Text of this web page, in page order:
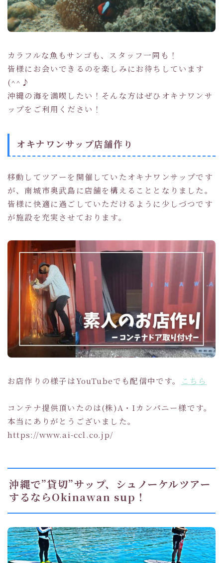
カラフルな魚もサンゴも、スタッフ一同も！
皆様にお会いできるのを楽しみにお待ちしています
(^^♪
沖縄の海を満喫したい！そんな方はぜひオキナワンサ
ップをご利用ください！
オキナワンサップ店舗作り
移動してツアーを開催していたオキナワンサップです
が、南城市奥武島に店舗を構えることとなりました。
皆様に快適に過ごしていただけるように少しづつです
が施設を充実させております。
お店作りの様子はYouTubeでも配信中です。 こちら
コンテナ提供頂いたのは(株)A・Iカンパニー様です。
本当にありがとうございました。
https://www.ai-ccl.co.jp/
沖縄で”貸切”サップ、シュノーケルツアー
するならOkinawan sup！